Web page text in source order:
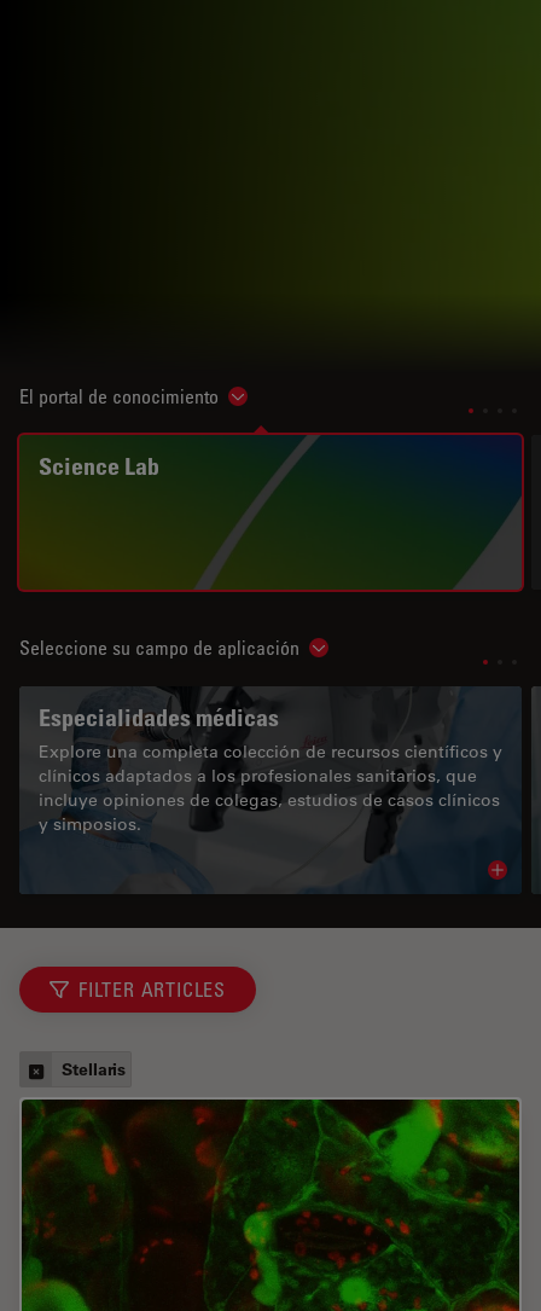
El portal de conocimiento Show subnavigation
Science Lab
Seleccione su campo de aplicación Show subnavigation
Especialidades médicas
Explore una completa colección de recursos científicos y
clínicos adaptados a los profesionales sanitarios, que
incluye opiniones de colegas, estudios de casos clínicos
y simposios.
FILTER ARTICLES
Stellaris